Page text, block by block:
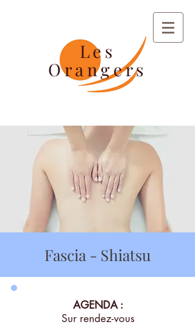
Les
Orangers
Fascia - Shiatsu
AGENDA :
Sur rendez-vous